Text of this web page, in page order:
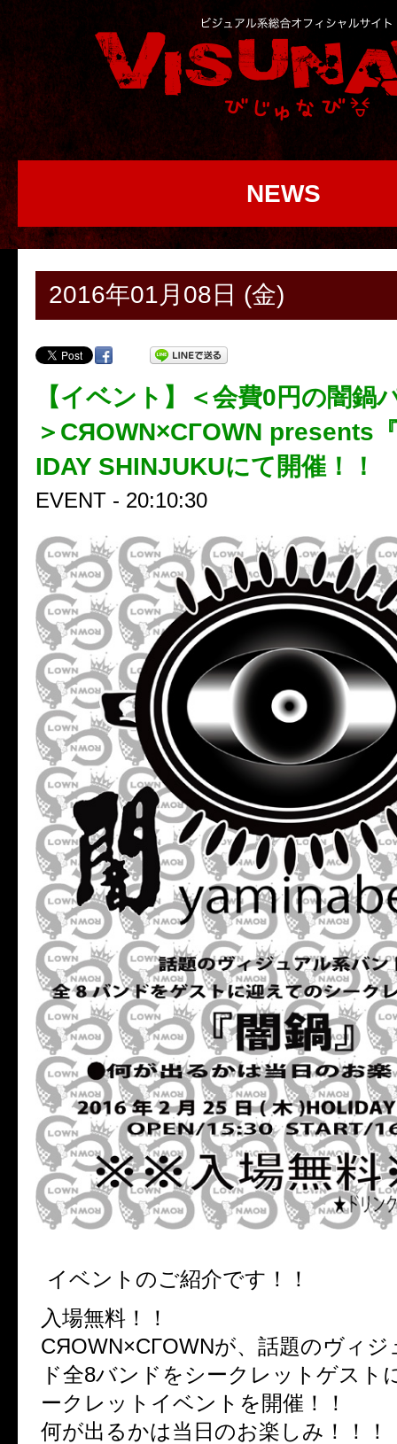
NEWS
2016年01月08日 (金)
【イベント】＜会費0円の闇
＞CЯOWN×CГOWN presents
IDAY SHINJUKUにて開催！！
EVENT - 20:10:30
イベントのご紹介です！！
入場無料！！
CЯOWN×CГOWNが、話題のヴィ
ド全8バンドをシークレットゲスト
ークレットイベントを開催！！
何が出るかは当日のお楽しみ！！！